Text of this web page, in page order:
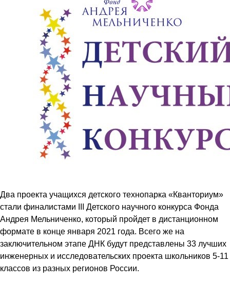
Два проекта учащихся детского технопарка «Кванториум»
стали финалистами III Детского научного конкурса Фонда
Андрея Мельниченко, который пройдет в дистанционном
формате в конце января 2021 года. Всего же на
заключительном этапе ДНК будут представлены 33 лучших
инженерных и исследовательских проекта школьников 5-11
классов из разных регионов России.